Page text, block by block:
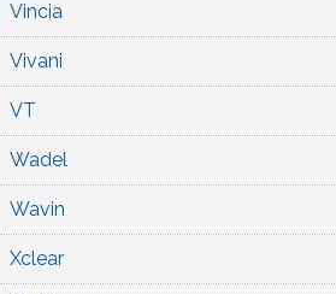
Vincia
Vivani
VT
Wadel
Wavin
Xclear